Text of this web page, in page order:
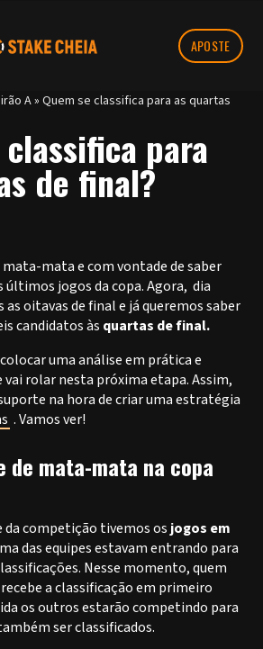
APOSTE
A» Quem se classifica para as quartas
classifica para
de final?
mata-mata e com vontade de saber
últimos jogos da copa. Agora, dia
oitavas de final e já queremos saber
candidatos às quartas de final.
uma análise em prática e
rolar nesta próxima etapa. Assim,
na hora de criar uma estratégia
. Vamos ver!
de mata-mata na copa
competição tivemos os jogos em
das equipes estavam entrando para
Nesse momento, quem
a classificação em primeiro
os outros estarão competindo para
ser classificados.